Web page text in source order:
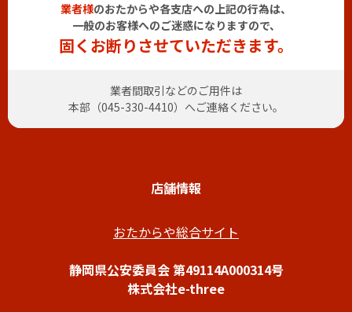
業者様のおたからや各支店への上記の行為は、
一般のお客様へのご迷惑になりますので、
固くお断りさせていただきます。
業者間取引などのご用件は
本部（045-330-4410）へご連絡ください。
店舗情報
おたからや総合サイト
静岡県公安委員会 第49114A000314号
株式会社e-three